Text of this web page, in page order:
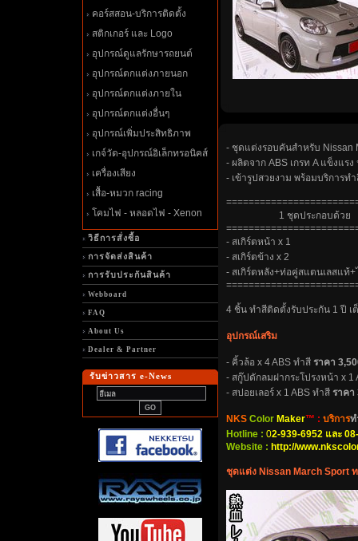
คอร์สสอน-บริการติดตั้ง
สติกเกอร์ และ Logo
อุปกรณ์ดูแลรักษารถยนต์
อุปกรณ์ตกแต่งภายนอก
อุปกรณ์ตกแต่งภายใน
อุปกรณ์ตกแต่งอื่นๆ
อุปกรณ์เพิ่มประสิทธิภาพ
เกจ์วัด-อุปกรณ์อิเล็กทรอนิคส์
เครื่องเสียง
เสื้อ-หมวก racing
คมไฟ - หลอดไฟ - Xenon
วิธีการสั่งซื้อ
การจัดส่งสินค้า
การรับประกันสินค้า
Webboard
FAQ
About Us
Dealer & Partner
รับข่าวสาร e-News
- ชุดแต่งรอบคันสำหรับ Nissan
- ผลิตจาก ABS เกรท A แข็งแร
- เข้ารูปสวยงาม พร้อมบริการท
1 ชุดประกอบด้ว
- สเกิร์ตหน้า x 1
- สเกิร์ตข้าง x 2
- สเกิร์ตหลัง+ท่อคู่สแตนเลสแท้+
4 ชิ้น ทำสีติดตั้งรับประกัน 1 ปี เ
อุปกรณ์เสริม
- คิ้วล้อ x 4 ABS ทำสี ราคา
- สกู๊ปดักลมฝากระโปรงหน้า x 1
- สปอยเลอร์ x 1 ABS ทำสี ราคา
NKS Color Maker™ : บริการท
Hotline : 02-939-6952 และ
Website : http://
ชุดแต่ง Nissan March Sport